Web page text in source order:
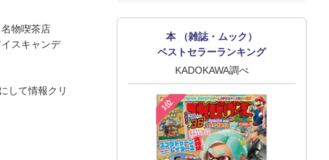
物喫茶店
スキャンデ
して情報クリ
本 （雑誌・ムック）
ベストセラーランキング
KADOKAWA調べ
1位